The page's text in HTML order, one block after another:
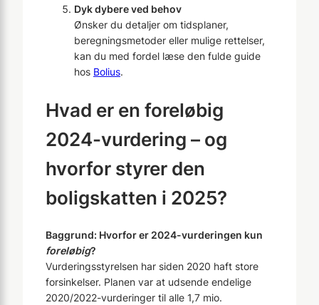
Dyk dybere ved behov
Ønsker du detaljer om tidsplaner,
beregningsmetoder eller mulige rettelser,
kan du med fordel læse den fulde guide
hos Bolius.
Hvad er en foreløbig
2024-vurdering – og
hvorfor styrer den
boligskatten i 2025?
Baggrund: Hvorfor er 2024-vurderingen kun
foreløbig?
Vurderingsstyrelsen har siden 2020 haft store
forsinkelser. Planen var at udsende endelige
2020/2022-vurderinger til alle 1,7 mio.